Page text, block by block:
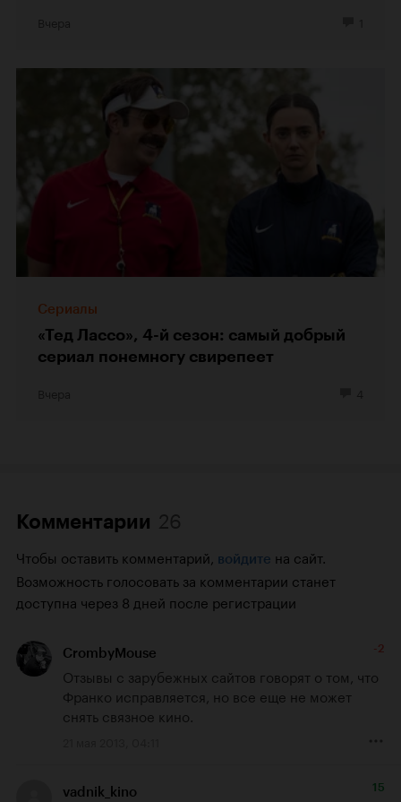
Сериалы
«Тед Лассо», 4-й сезон: самый добрый
сериал понемногу свирепеет
Комментарии
Чтобы оставить комментарий, войдите на сайт.
Возможность голосовать за комментарии станет
доступна через 8 дней после регистрации
CrombyMouse -2
Отзывы с зарубежных сайтов говорят о том, что
Франко исправляется, но все еще не может
снять связное кино.
vadnik_kino 15